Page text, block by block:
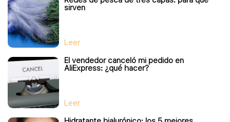
sirven
Leer
El vendedor canceló mi pedido en
AliExpress: ¿qué hacer?
Leer